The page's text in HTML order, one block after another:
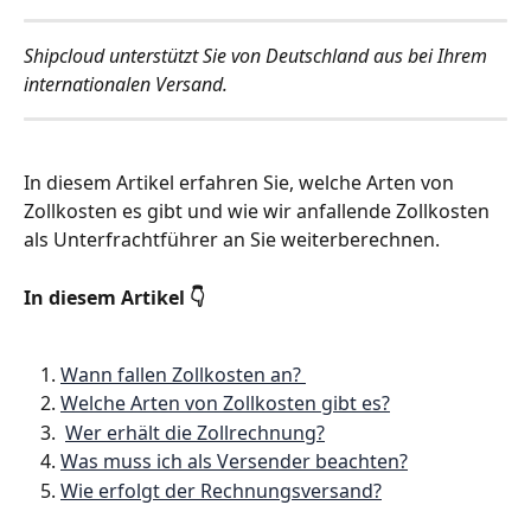
Shipcloud unterstützt Sie von Deutschland aus bei Ihrem
internationalen Versand.
In diesem Artikel erfahren Sie, welche Arten von
Zollkosten es gibt und wie wir anfallende Zollkosten
als Unterfrachtführer an Sie weiterberechnen.
In diesem Artikel 👇
Wann fallen Zollkosten an?
Welche Arten von Zollkosten gibt es?
Wer erhält die Zollrechnung?
Was muss ich als Versender beachten?
Wie erfolgt der Rechnungsversand?